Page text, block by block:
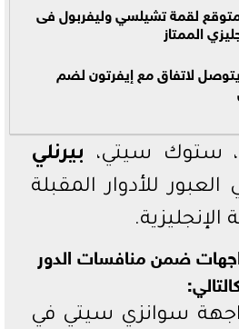
لقمة تشيلسي وليفربول فى
الممتاز
لاتفاق مع إيفرتون لضم
ستوك سيتي، بيرنلي
العبور للأدوار المقبلة
اليوم 6 مواجهات ضمن منافسات الدور
سوانزي سيتي في